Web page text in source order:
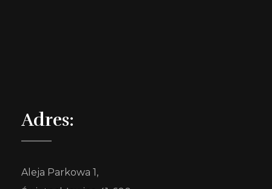
Adres:
Aleja Parkowa 1,